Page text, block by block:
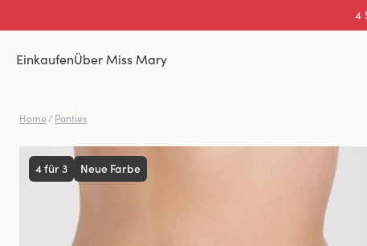
EinkaufenÜber Miss Mary
Home / Panties
4 für 3 Neue Farbe